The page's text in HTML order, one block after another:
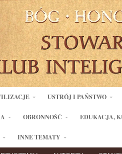
USTRÓJ I PAŃSTWO
OBRONNOŚĆ EDUKACJA,
INNE TEMATY